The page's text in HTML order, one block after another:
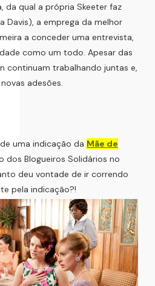
da qual a própria Skeeter faz
Davis), a emprega da melhor
a conceder uma entrevista,
como um todo. Apesar das
continuam trabalhando juntas e,
adesões.
uma indicação da Mãe de
dos Blogueiros Solidários no
deu vontade de ir correndo
pela indicação?!